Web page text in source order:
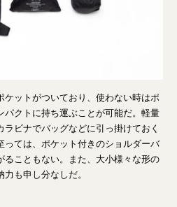
ケットがついており、使わない時はポ
パクトに持ち運ぶことが可能だ。軽量
ビナでバッグなどに引っ掛けておく
っては、ポケット付きのショルダーバ
ることもない。また、大小様々な形の
も申し分なしだ。